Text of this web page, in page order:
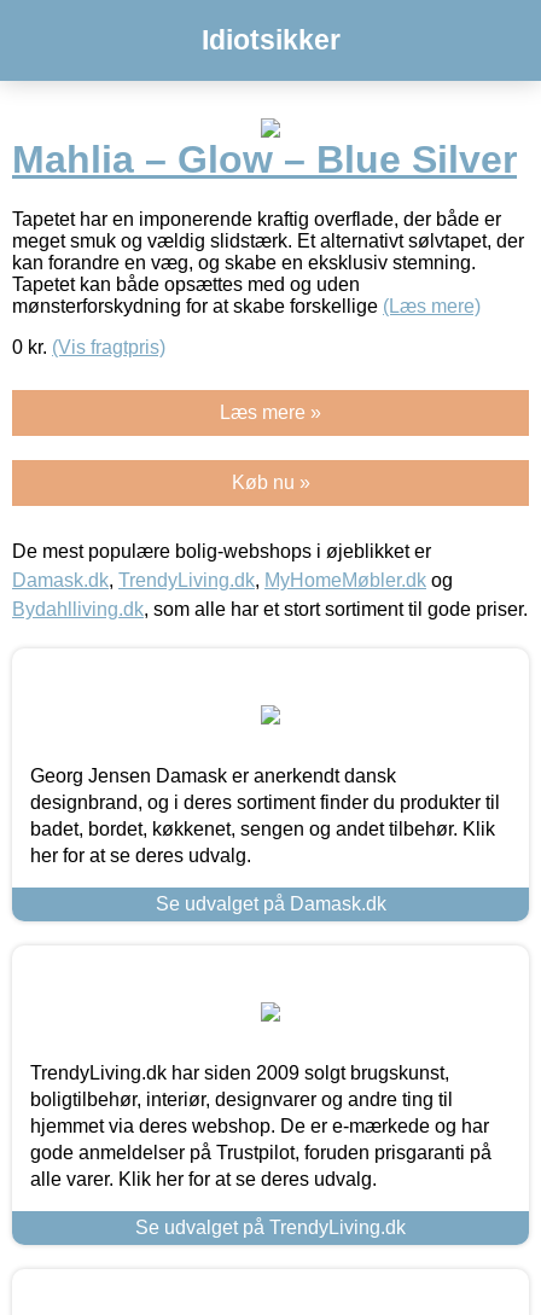
Idiotsikker
Mahlia – Glow – Blue Silver
Tapetet har en imponerende kraftig overflade, der både er
meget smuk og vældig slidstærk. Et alternativt sølvtapet, der
kan forandre en væg, og skabe en eksklusiv stemning.
Tapetet kan både opsættes med og uden
mønsterforskydning for at skabe forskellige (Læs mere)
0 kr. (Vis fragtpris)
Læs mere »
Køb nu »
De mest populære bolig-webshops i øjeblikket er
Damask.dk, TrendyLiving.dk, MyHomeMøbler.dk og
Bydahlliving.dk, som alle har et stort sortiment til gode priser.
Georg Jensen Damask er anerkendt dansk
designbrand, og i deres sortiment finder du produkter til
badet, bordet, køkkenet, sengen og andet tilbehør. Klik
her for at se deres udvalg.
Se udvalget på Damask.dk
TrendyLiving.dk har siden 2009 solgt brugskunst,
boligtilbehør, interiør, designvarer og andre ting til
hjemmet via deres webshop. De er e-mærkede og har
gode anmeldelser på Trustpilot, foruden prisgaranti på
alle varer. Klik her for at se deres udvalg.
Se udvalget på TrendyLiving.dk